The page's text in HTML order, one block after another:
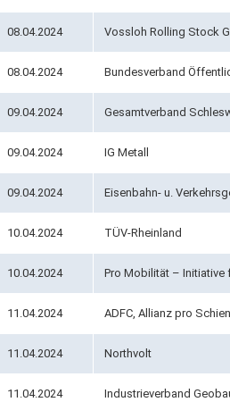
08.04.2024 Vossloh Rolling Stock
08.04.2024 Bundesverband
09.04.2024 Gesamtverband
09.04.2024 IG Metall
09.04.2024 Eisenbahn- u.
10.04.2024 TÜV-Rheinland
10.04.2024 Pro Mobilität – Initiative
11.04.2024 ADFC, Allianz pro
11.04.2024 Northvolt
11.04.2024 Industrieverband